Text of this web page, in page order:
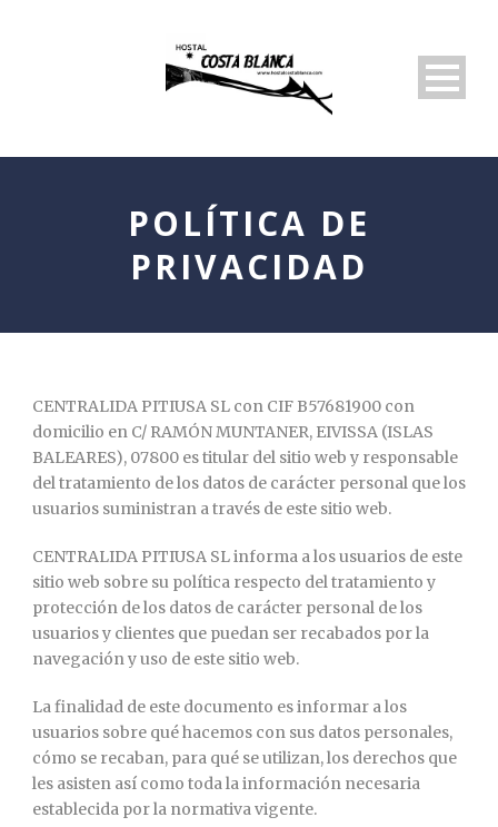
English
POLÍTICA DE
PRIVACIDAD
CENTRALIDA PITIUSA SL con CIF B57681900 con
domicilio en C/ RAMÓN MUNTANER, EIVISSA (ISLAS
BALEARES), 07800 es titular del sitio web y responsable
del tratamiento de los datos de carácter personal que los
usuarios suministran a través de este sitio web.
CENTRALIDA PITIUSA SL informa a los usuarios de este
sitio web sobre su política respecto del tratamiento y
protección de los datos de carácter personal de los
usuarios y clientes que puedan ser recabados por la
navegación y uso de este sitio web.
La finalidad de este documento es informar a los
usuarios sobre qué hacemos con sus datos personales,
cómo se recaban, para qué se utilizan, los derechos que
les asisten así como toda la información necesaria
establecida por la normativa vigente.